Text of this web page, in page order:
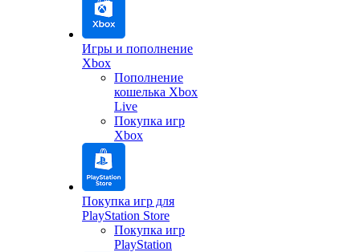
Игры и пополнение
Xbox
Пополнение
кошелька Xbox
Live
Покупка игр
Xbox
Покупка игр для
PlayStation Store
Покупка игр
PlayStation